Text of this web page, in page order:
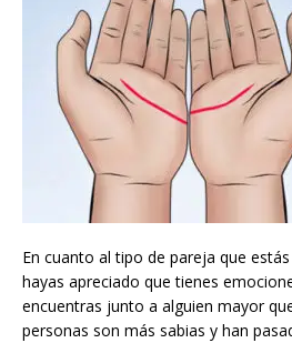
En cuanto al tipo de pareja que
hayas apreciado que tienes
encuentras junto a alguien mayor
personas son más sabias y han